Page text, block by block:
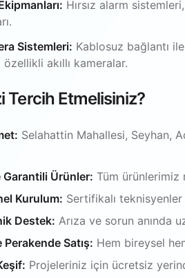
Hırsız alarm
Sistemleri: Kablosuz bağlantı
akıllı kameralar.
Tercih Etmelisiniz?
Selahattin Mahallesi, Seyhan,
Garantili Ürünler: Tüm ürünlerimiz
Kurulum: Sertifikalı
Destek: Arıza ve sorun anında
Satış: Hem bireysel
Projeleriniz için ücretsiz